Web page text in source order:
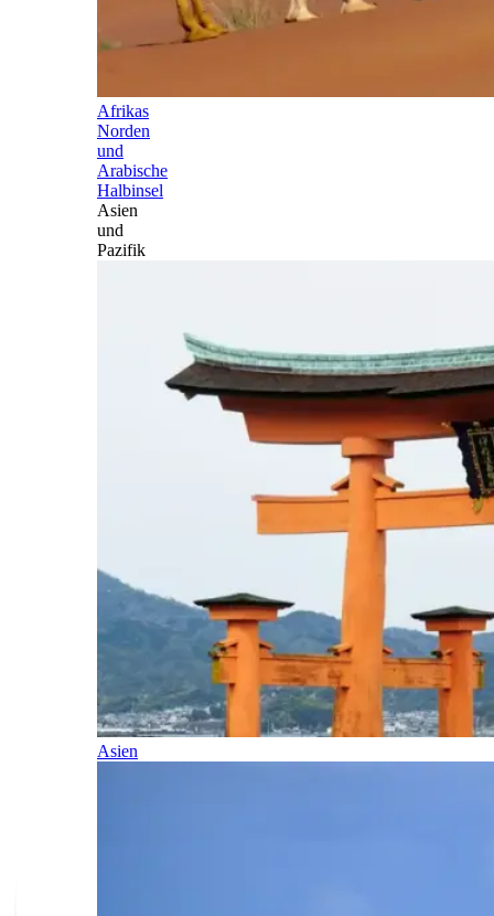
Afrikas
Norden
und
Arabische
Halbinsel
Asien
und
Pazifik
Asien